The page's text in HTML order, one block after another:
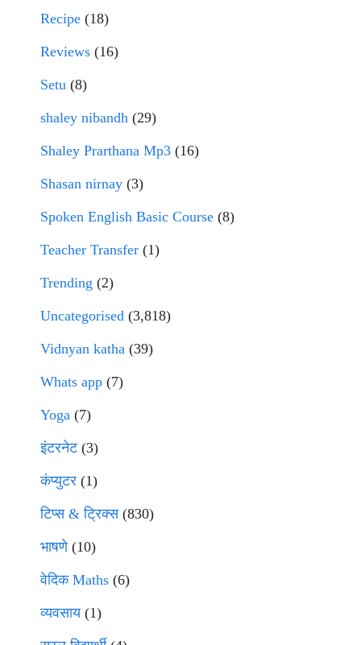
Recipe (18)
Reviews (16)
Setu (8)
shaley nibandh (29)
Shaley Prarthana Mp3 (16)
Shasan nirnay (3)
Spoken English Basic Course (8)
Teacher Transfer (1)
Trending (2)
Uncategorised (3,818)
Vidnyan katha (39)
Whats app (7)
Yoga (7)
इंटरनेट(3)
कंप्युटर (1)
टिप्स & ट्रिक्स(830)
भाषणे(10)
वेदिक Maths (6)
व्यवसाय(1)